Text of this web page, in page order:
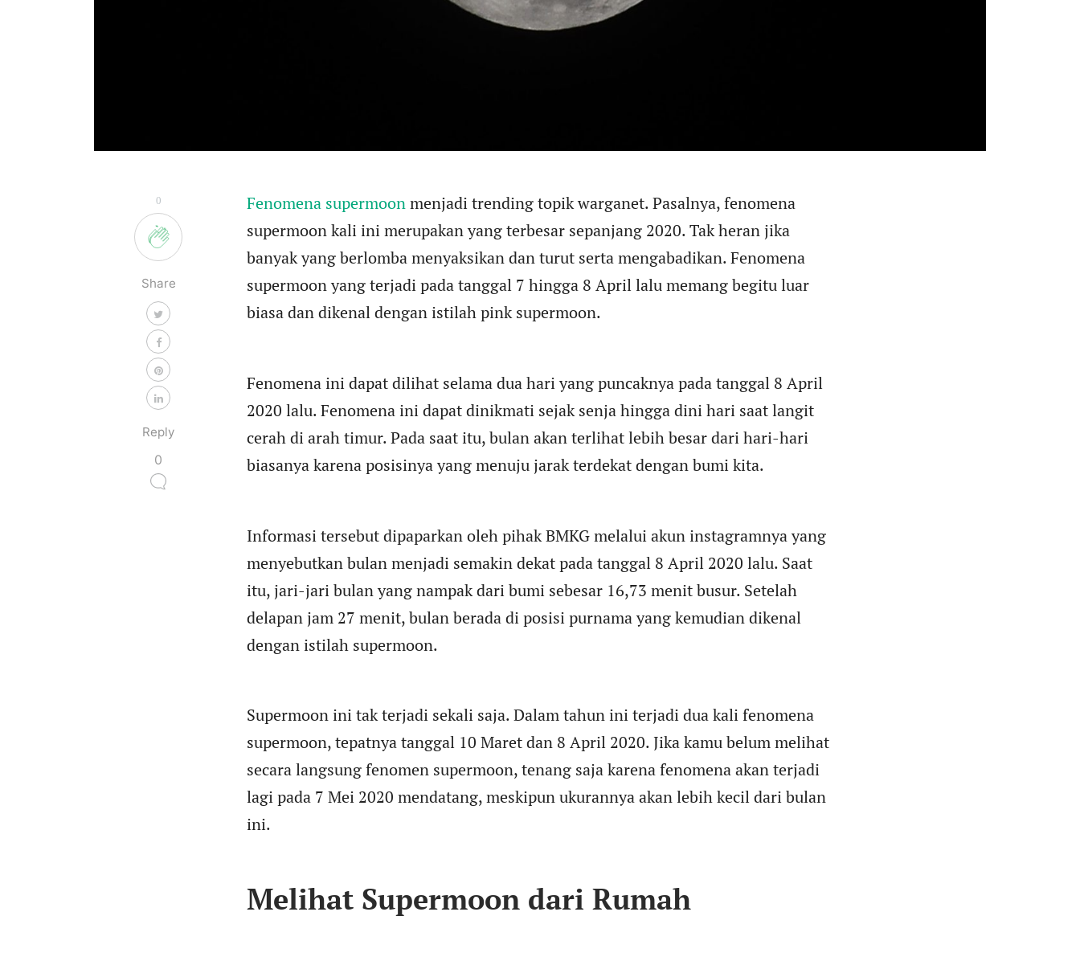
Fenomena supermoonmenjadi trending topik warganet. Pasalnya, fenomena
supermoon kali ini merupakan yang terbesar sepanjang 2020. Tak heran jika
banyak yang berlomba menyaksikan dan turut serta mengabadikan. Fenomena
supermoon yang terjadi pada tanggal 7 hingga 8 April lalu memang begitu luar
biasa dan dikenal dengan istilah pink supermoon.
Fenomena ini dapat dilihat selama dua hari yang puncaknya pada tanggal 8 April
2020 lalu. Fenomena ini dapat dinikmati sejak senja hingga dini hari saat langit
cerah di arah timur. Pada saat itu, bulan akan terlihat lebih besar dari hari-hari
biasanya karena posisinya yang menuju jarak terdekat dengan bumi kita.
Informasi tersebut dipaparkan oleh pihak BMKG melalui akun instagramnya yang
menyebutkan bulan menjadi semakin dekat pada tanggal 8 April 2020 lalu. Saat
itu, jari-jari bulan yang nampak dari bumi sebesar 16,73 menit busur. Setelah
delapan jam 27 menit, bulan berada di posisi purnama yang kemudian dikenal
dengan istilah supermoon.
Supermoon ini tak terjadi sekali saja. Dalam tahun ini terjadi dua kali fenomena
supermoon, tepatnya tanggal 10 Maret dan 8 April 2020. Jika kamu belum melihat
secara langsung fenomen supermoon, tenang saja karena fenomena akan terjadi
lagi pada 7 Mei 2020 mendatang, meskipun ukurannya akan lebih kecil dari bulan
ini.
Melihat Supermoon dari Rumah
0
Share
Reply
0